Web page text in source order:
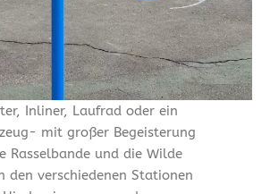
Inliner, Laufrad oder ein
mit großer Begeisterung
Rasselbande und die Wilde
den verschiedenen Stationen